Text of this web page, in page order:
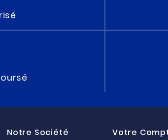
Notre Société Votre